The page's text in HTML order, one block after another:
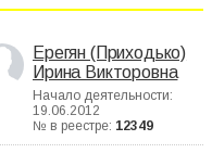
Ерегян (Приходько)
Ирина Викторовна
Начало деятельности:
19.06.2012
№ в реестре: 12349